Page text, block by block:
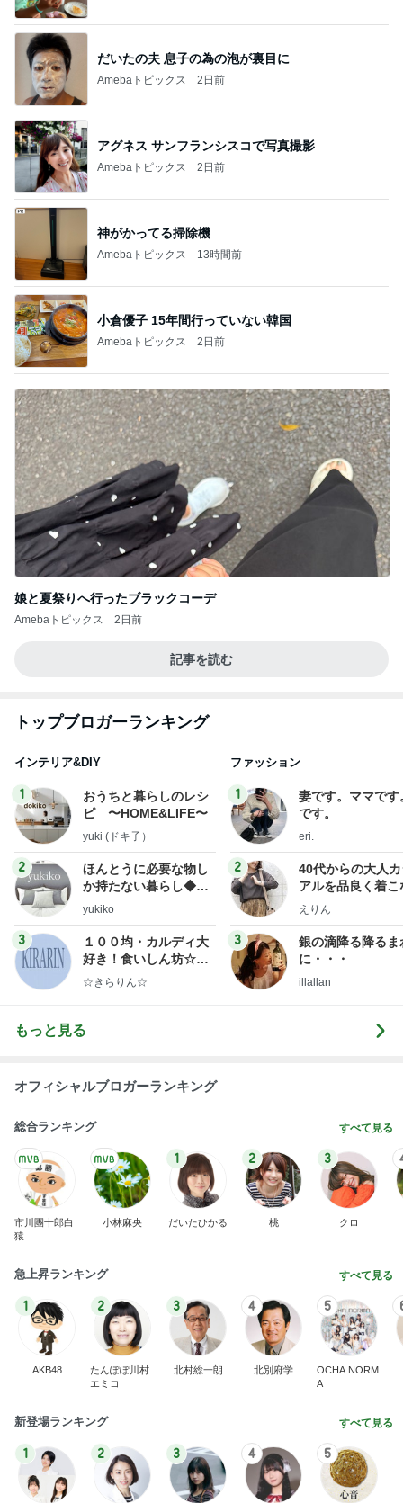
だいたの夫 息子の為の泡が裏目に
Amebaトピックス 2日前
アグネス サンフランシスコで写真撮影
Amebaトピックス 2日前
神がかってる掃除機
Amebaトピックス 13時間前
小倉優子 15年間行っていない韓国
Amebaトピックス 2日前
娘と夏祭りへ行ったブラックコーデ
Amebaトピックス 2日前
記事を読む
トップブロガーランキング
インテリア&DIY
1
おうちと暮らしのレシ
ピ 〜HOME&LIFE〜
yuki (ドキ子）
2
ほんとうに必要な物し
か持たない暮らし◆Ke
ep Life Simple◆〜イ
yukiko
3
１００均・カルディ大
好き！食いしん坊☆き
らりん☆のブログ
☆きらりん☆
ファッション
1
妻です。ママです
です。
eri.
2
40代からの大人
アルを品良く着こ
ファッションブロ
えりん
3
銀の滴降る降るま
に・・・
illallan
もっと見る
オフィシャルブロガーランキング
総合ランキング すべて見る
市川團十郎白
猿
小林麻央
1
だいたひかる
2
桃
3
クロ
急上昇ランキング すべて見る
1
AKB48
2
たんぽぽ川村
エミコ
3
北村総一朗
4
北別府学
5
OCHA NORM
A
新登場ランキング すべて見る
1 2 3 4 5